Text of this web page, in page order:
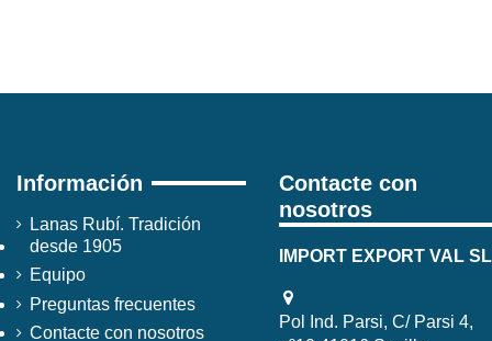
Información
Lanas Rubí. Tradición
desde 1905
Equipo
Preguntas frecuentes
Contacte con nosotros
Contacte con
nosotros
IMPORT EXPORT VAL SL
Pol Ind. Parsi, C/ Parsi 4,